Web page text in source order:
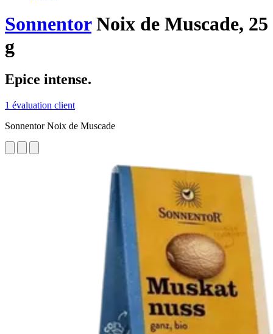
SonnentorNoix de Muscade, 25
g
Epice intense.
1 évaluation client
Sonnentor Noix de Muscade